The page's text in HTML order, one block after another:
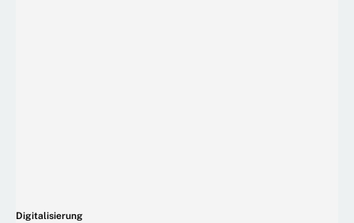
Digitalisierung